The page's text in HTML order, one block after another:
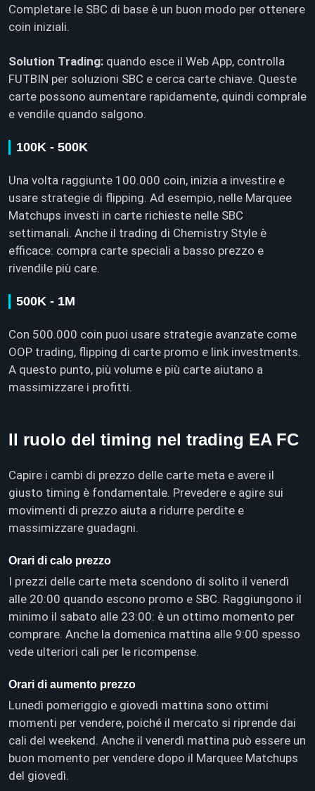
Completare le SBC di base è un buon modo per ottenere
coin iniziali.
Solution Trading: quando esce il Web App, controlla
FUTBIN per soluzioni SBC e cerca carte chiave. Queste
carte possono aumentare rapidamente, quindi comprale
e vendile quando salgono.
100K - 500K
Una volta raggiunte 100.000 coin, inizia a investire e
usare strategie di flipping. Ad esempio, nelle Marquee
Matchups investi in carte richieste nelle SBC
settimanali. Anche il trading di Chemistry Style è
efficace: compra carte speciali a basso prezzo e
rivendile più care.
500K - 1M
Con 500.000 coin puoi usare strategie avanzate come
OOP trading, flipping di carte promo e link investments.
A questo punto, più volume e più carte aiutano a
massimizzare i profitti.
Il ruolo del timing nel trading EA FC
Capire i cambi di prezzo delle carte meta e avere il
giusto timing è fondamentale. Prevedere e agire sui
movimenti di prezzo aiuta a ridurre perdite e
massimizzare guadagni.
Orari di calo prezzo
I prezzi delle carte meta scendono di solito il venerdì
alle 20:00 quando escono promo e SBC. Raggiungono il
minimo il sabato alle 23:00: è un ottimo momento per
comprare. Anche la domenica mattina alle 9:00 spesso
vede ulteriori cali per le ricompense.
Orari di aumento prezzo
Lunedì pomeriggio e giovedì mattina sono ottimi
momenti per vendere, poiché il mercato si riprende dai
cali del weekend. Anche il venerdì mattina può essere un
buon momento per vendere dopo il Marquee Matchups
del giovedì.